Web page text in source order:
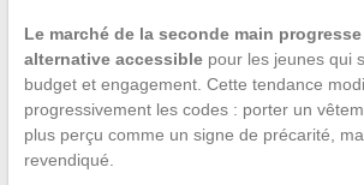
Le marché de la seconde main
alternative accessiblepour les jeunes qui
budget et engagement. Cette tendance
progressivement les codes : porter un
plus perçu comme un signe de précarité,
revendiqué.